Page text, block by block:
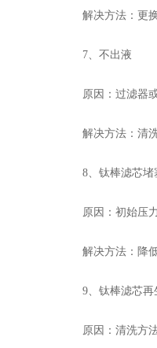
解决方法：更换
7、不出液
原因：过滤器或
解决方法：清洗
8、钛棒滤芯堵
原因：初始压力
解决方法：降低
9、钛棒滤芯再
原因：清洗方法